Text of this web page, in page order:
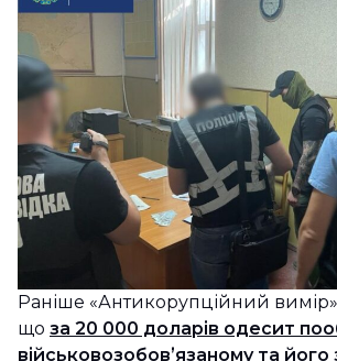
Раніше «Антикорупційний
що за 20 000 доларів одесит
військовозобовʼязаному та